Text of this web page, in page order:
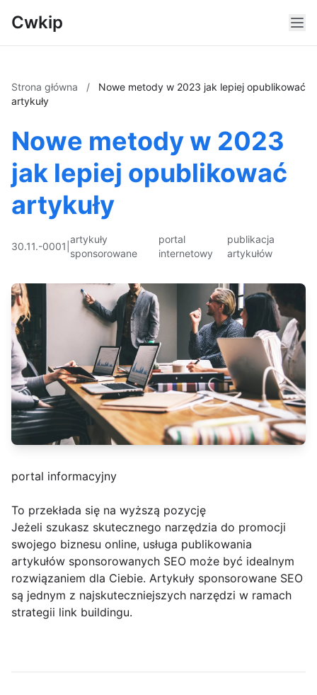
Cwkip
Strona główna /
Nowe metody w 2023 jak lepiej opublikować
artykuły
Nowe metody w 2023
jak lepiej opublikować
artykuły
30.11.-0001
artykuły
sponsorowane
portal
internetowy
publikacja
artykułów
portal informacyjny
To przekłada się na wyższą pozycję
Jeżeli szukasz skutecznego narzędzia do promocji
swojego biznesu online, usługa publikowania
artykułów sponsorowanych SEO może być idealnym
rozwiązaniem dla Ciebie. Artykuły sponsorowane SEO
są jednym z najskuteczniejszych narzędzi w ramach
strategii link buildingu.